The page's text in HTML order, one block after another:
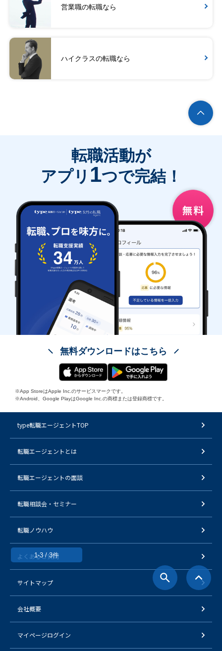
営業職の転職なら
ハイクラスの転職なら
1-3 / 3件
転職活動が
アプリ 1つで完結！
無料ダウンロードはこちら
※App StoreはApple Inc.のサービスマークです。
※Android、Google PlayはGoogle Inc.の商標または登録商標です。
type転職エージェントTOP
転職エージェントとは
転職エージェントの面談
転職相談会・セミナー
転職ノウハウ
よくあるご質問
サイトマップ
会社概要
マイページログイン